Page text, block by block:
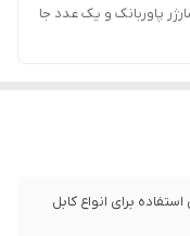
پاوربانک و یک عدد جا
استفاده برای انواع کابل